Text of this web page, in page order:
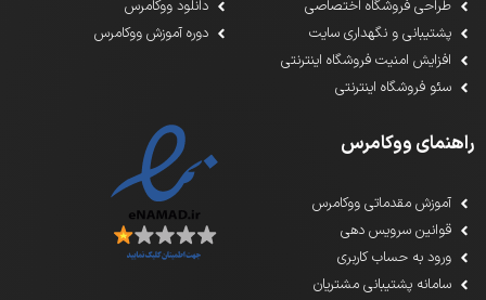
طراحی فروشگاه اختصاصی
پشتیبانی و نگهداری سایت
افزایش امنیت فروشگاه اینترنتی
سئو فروشگاه اینترنتی
دانلود ووکامرس
دوره آموزش ووکامرس
راهنمای ووکامرس
آموزش مقدماتی ووکامرس
قوانین سرویس دهی
ورود به حساب کاربری
سامانه پشتیبانی مشتریان